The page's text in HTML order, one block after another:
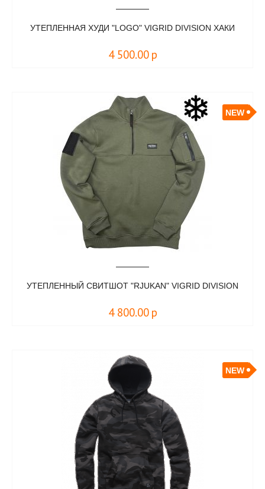
УТЕПЛЕННАЯ ХУДИ "LOGO" VIGRID DIVISION ХАКИ
4 500.00 р
NEW
УТЕПЛЕННЫЙ СВИТШОТ "RJUKAN" VIGRID DIVISION
4 800.00 р
NEW